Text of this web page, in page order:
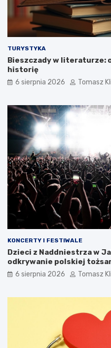
TURYSTYKA
Bieszczady w literaturze:
historię
6 sierpnia 2026 Tomasz
KONCERTY I FESTIWALE
Dzieci z Naddniestrza w
odkrywanie polskiej
6 sierpnia 2026 Tomasz